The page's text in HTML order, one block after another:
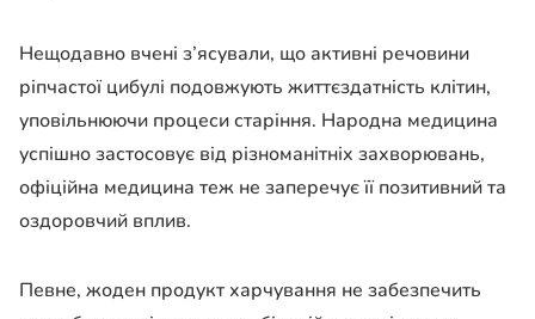
Нещодавно вчені з’ясували, що активні речовини
ріпчастої цибулі подовжують життєздатність клітин,
уповільнюючи процеси старіння. Народна медицина
успішно застосовує від різноманітніх захворювань,
офіційна медицина теж не заперечує її позитивний та
оздоровчий вплив.
Певне, жоден продукт харчування не забезпечить